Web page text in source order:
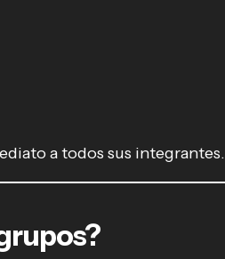
a todos sus integrantes.